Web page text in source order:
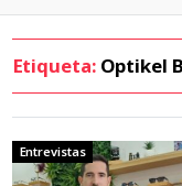
Etiqueta: Optikel
Entrevistas